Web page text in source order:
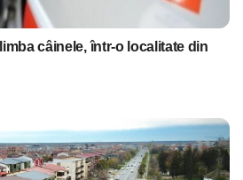
câinele, într-o localitate din